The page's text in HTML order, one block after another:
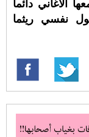
نفسي ريثما